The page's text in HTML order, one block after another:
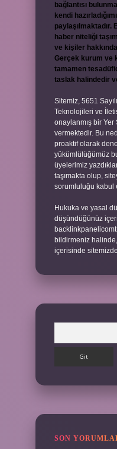
bağlantısı
kendi
haber niteliği
ve kişiler
Gerçek kurum ve
tamamen
taslak halindedir
Sitemiz, 5651
Teknolojileri ve
onaylanmış bir Yer
vermektedir. Bu
proaktif olarak
yükümlülüğümüz
üyelerimiz
taşımakta olup,
sorumluluğu kabul
Hukuka ve yasal
düşündüğünüz
bildirmeniz
içerisinde
SON